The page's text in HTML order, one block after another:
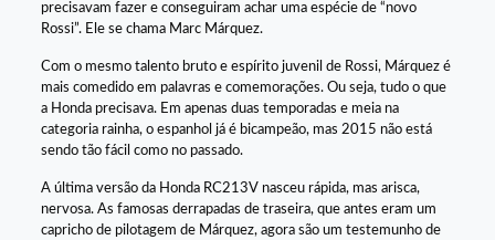
precisavam fazer e conseguiram achar uma espécie de “novo
Rossi”. Ele se chama Marc Márquez.
Com o mesmo talento bruto e espírito juvenil de Rossi, Márquez é
mais comedido em palavras e comemorações. Ou seja, tudo o que
a Honda precisava. Em apenas duas temporadas e meia na
categoria rainha, o espanhol já é bicampeão, mas 2015 não está
sendo tão fácil como no passado.
A última versão da Honda RC213V nasceu rápida, mas arisca,
nervosa. As famosas derrapadas de traseira, que antes eram um
capricho de pilotagem de Márquez, agora são um testemunho de